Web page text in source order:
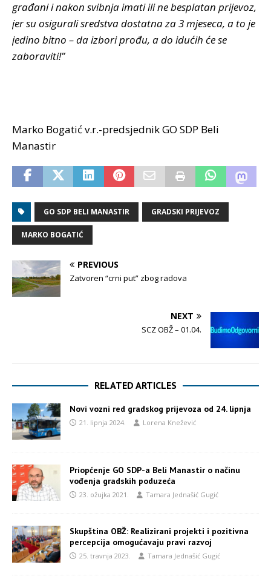
građani i nakon svibnja imati ili ne besplatan prijevoz,
jer su osigurali sredstva dostatna za 3 mjeseca, a to je
jedino bitno – da izbori prođu, a do idućih će se
zaboraviti!”
Marko Bogatić v.r.-predsjednik GO SDP Beli
Manastir
GO SDP BELI MANASTIR GRADSKI PRIJEVOZ
MARKO BOGATIĆ
PREVIOUS
Zatvoren “crni put” zbog radova
NEXT
SCZ OBŽ – 01.04.
RELATED ARTICLES
Novi vozni red gradskog prijevoza od 24. lipnja
21. lipnja 2024. Lorena Knežević
Priopćenje GO SDP-a Beli Manastir o načinu
vođenja gradskih poduzeća
23. ožujka 2021. Tamara Jednašić Gugić
Skupština OBŽ: Realizirani projekti i pozitivna
percepcija omogućavaju pravi razvoj
25. travnja 2023. Tamara Jednašić Gugić